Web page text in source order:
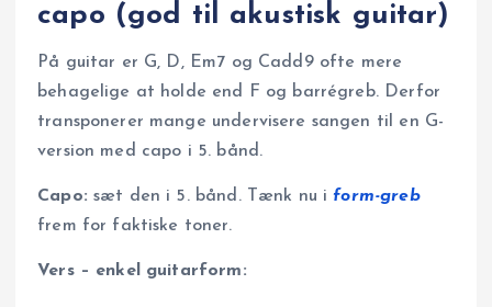
capo (god til akustisk guitar)
På guitar er G, D, Em7 og Cadd9 ofte mere
behagelige at holde end F og barrégreb. Derfor
transponerer mange undervisere sangen til en G-
version med capo i 5. bånd.
Capo: sæt den i 5. bånd. Tænk nu iform-greb
frem for faktiske toner.
Vers – enkel guitarform: